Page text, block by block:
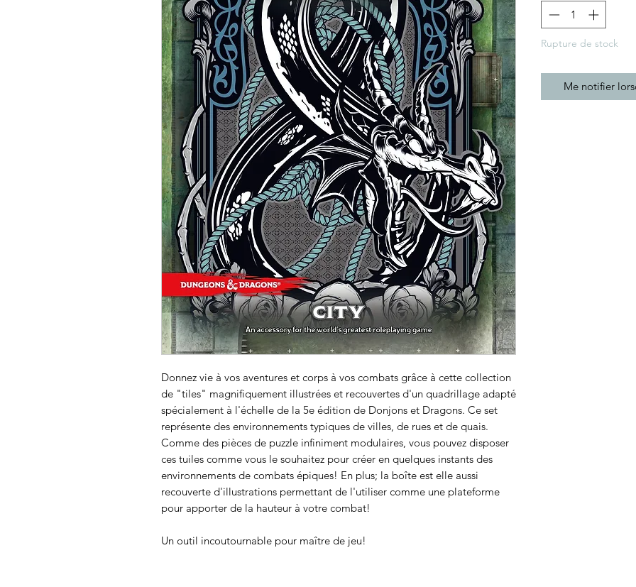
Donnez vie à vos aventures et corps à vos combats grâce à cette collection
de "tiles" magnifiquement illustrées et recouvertes d'un quadrillage adapté
spécialement à l'échelle de la 5e édition de Donjons et Dragons. Ce set
représente des environnements typiques de villes, de rues et de quais.
Comme des pièces de puzzle infiniment modulaires, vous pouvez disposer
ces tuiles comme vous le souhaitez pour créer en quelques instants des
environnements de combats épiques! En plus; la boîte est elle aussi
recouverte d'illustrations permettant de l'utiliser comme une plateforme
pour apporter de la hauteur à votre combat!
Un outil incoutournable pour maître de jeu!
Rupture de stock
Me notifier